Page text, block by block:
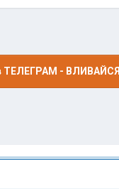
ТЕЛЕГРАМ - ВЛИВАЙСЯ